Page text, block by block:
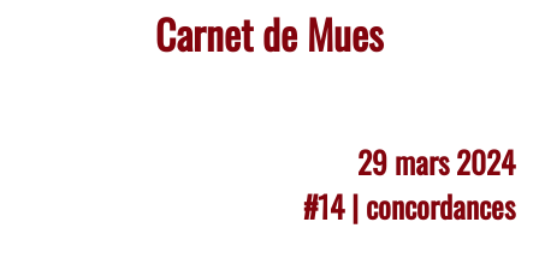
Carnet de Mues
29 mars 2024
#14 | concordances